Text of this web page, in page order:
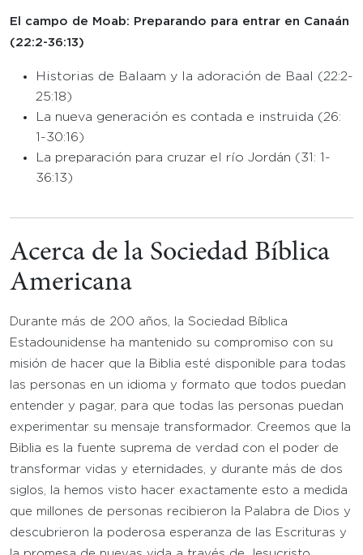
El campo de Moab: Preparando para entrar en Canaán
(22:2-36:13)
Historias de Balaam y la adoración de Baal (22:2-
25:18)
La nueva generación es contada e instruida (26:
1-30:16)
La preparación para cruzar el río Jordán (31: 1-
36:13)
Acerca de la Sociedad Bíblica
Americana
Durante más de 200 años, la Sociedad Bíblica
Estadounidense ha mantenido su compromiso con su
misión de hacer que la Biblia esté disponible para todas
las personas en un idioma y formato que todos puedan
entender y pagar, para que todas las personas puedan
experimentar su mensaje transformador. Creemos que la
Biblia es la fuente suprema de verdad con el poder de
transformar vidas y eternidades, y durante más de dos
siglos, la hemos visto hacer exactamente esto a medida
que millones de personas recibieron la Palabra de Dios y
descubrieron la poderosa esperanza de las Escrituras y